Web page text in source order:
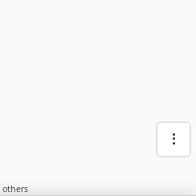
others